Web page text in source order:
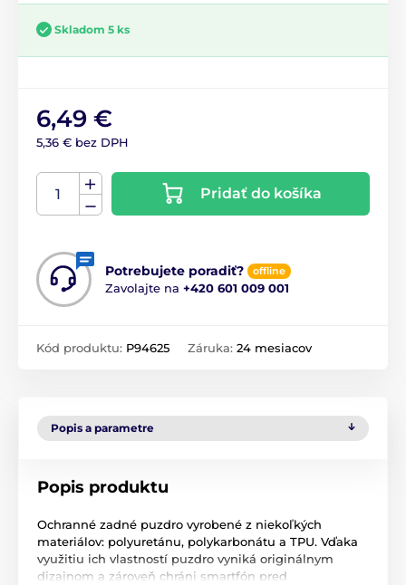
Skladom 5 ks
6,49 €
5,36 € bez DPH
Pridať do košíka
Potrebujete poradiť? offline
Zavolajte na +420 601 009 001
Kód produktu: P94625 Záruka: 24 mesiacov
Popis a parametre
Popis produktu
Ochranné zadné puzdro vyrobené z niekoľkých
materiálov: polyuretánu, polykarbonátu a TPU. Vďaka
využitiu ich vlastností puzdro vyniká originálnym
dizajnom a zároveň chráni smartfón pred